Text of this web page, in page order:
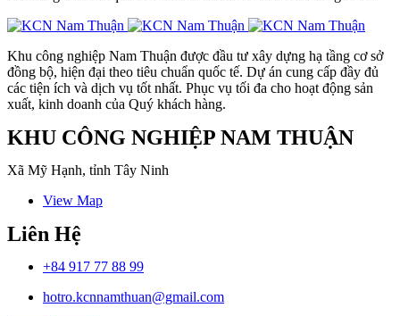
Khu công nghiệp Nam Thuận được đầu tư xây dựng hạ tầng cơ sở
đồng bộ, hiện đại theo tiêu chuẩn quốc tế. Dự án cung cấp đầy đủ
các tiện ích và dịch vụ tốt nhất. Phục vụ tối đa cho hoạt động sản
xuất, kinh doanh của Quý khách hàng.
KHU CÔNG NGHIỆP NAM THUẬN
Xã Mỹ Hạnh, tỉnh Tây Ninh
View Map
Liên Hệ
+84 917 77 88 99
hotro.kcnnamthuan@gmail.com